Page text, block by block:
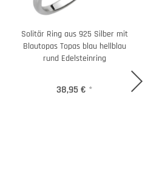
Solitär Ring aus 925 Silber mit
Blautopas Topas blau hellblau
rund Edelsteinring
38,95 € *